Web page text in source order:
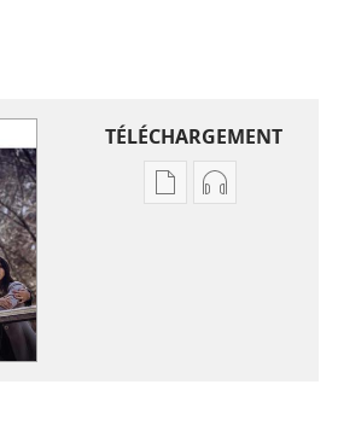
TÉLÉCHARGEMENT
OptionsOptions